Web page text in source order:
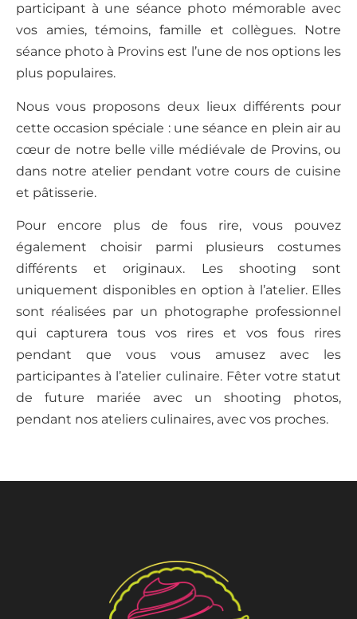
participant à une séance photo mémorable avec
vos amies, témoins, famille et collègues. Notre
séance photo à Provins est l’une de nos options les
plus populaires.
Nous vous proposons deux lieux différents pour
cette occasion spéciale : une séance en plein air au
cœur de notre belle ville médiévale de Provins, ou
dans notre atelier pendant votre cours de cuisine
et pâtisserie.
Pour encore plus de fous rire, vous pouvez
également choisir parmi plusieurs costumes
différents et originaux. Les shooting sont
uniquement disponibles en option à l’atelier. Elles
sont réalisées par un photographe professionnel
qui capturera tous vos rires et vos fous rires
pendant que vous vous amusez avec les
participantes à l’atelier culinaire. Fêter votre statut
de future mariée avec un shooting photos,
pendant nos ateliers culinaires, avec vos proches.